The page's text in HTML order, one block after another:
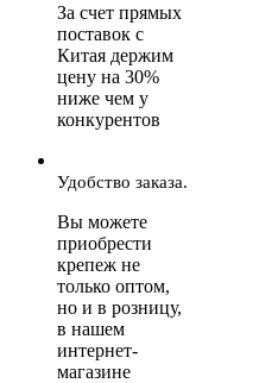
За счет прямых
поставок с
Китая держим
цену на 30%
ниже чем у
конкурентов
Удобство заказа.
Вы можете
приобрести
крепеж не
только оптом,
но и в розницу,
в нашем
интернет-
магазине